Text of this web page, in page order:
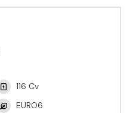
116 Cv
EURO6